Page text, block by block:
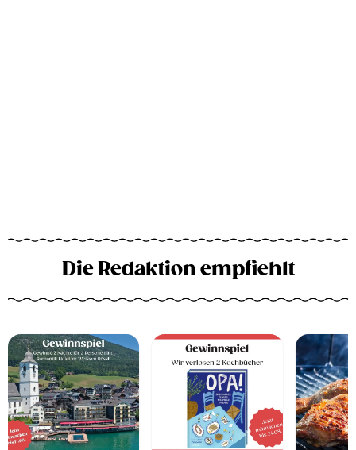
Die Redaktion empfiehlt